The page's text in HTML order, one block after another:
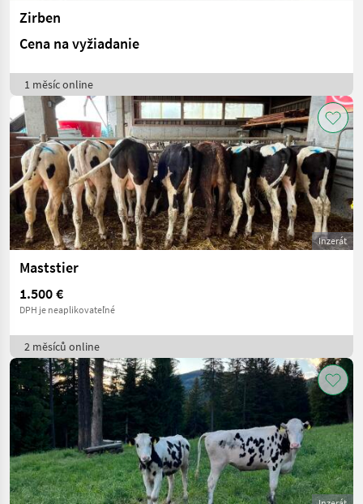
Zirben
Cena na vyžiadanie
1 měsíc online
Inzerát
Maststier
1.500 €
DPH je neaplikovateľné
2 měsíců online